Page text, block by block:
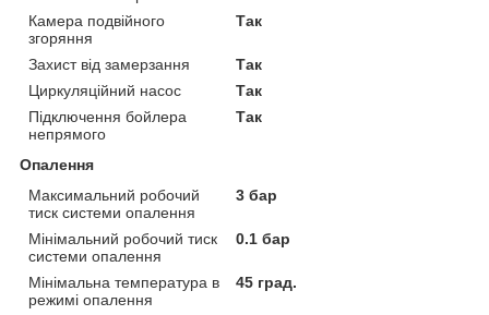
Камера подвійного
згоряння
Так
Захист від замерзання
Так
Циркуляційний насос
Так
Підключення бойлера
непрямого
Так
Опалення
Максимальний робочий
тиск системи опалення
3 бар
Мінімальний робочий тиск
системи опалення
0.1 бар
Мінімальна температура в
режимі опалення
45 град.